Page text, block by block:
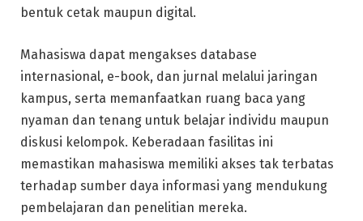
bentuk cetak maupun digital.
Mahasiswa dapat mengakses database
internasional, e-book, dan jurnal melalui jaringan
kampus, serta memanfaatkan ruang baca yang
nyaman dan tenang untuk belajar individu maupun
diskusi kelompok. Keberadaan fasilitas ini
memastikan mahasiswa memiliki akses tak terbatas
terhadap sumber daya informasi yang mendukung
pembelajaran dan penelitian mereka.